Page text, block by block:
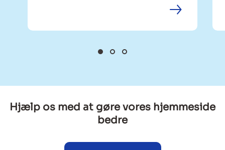
Hjælp os med at gøre vores hjemmeside
bedre